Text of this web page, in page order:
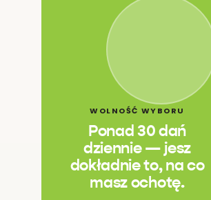
WOLNOŚĆ WYBORU
Ponad 30 dań
dziennie — jesz
dokładnie to, na co
masz ochotę.